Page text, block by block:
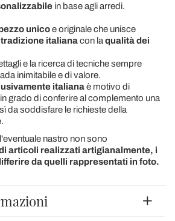
in base agli arredi.
unicoe originale che unisce
italianacon la qualità dei
e la ricerca di tecniche sempre
inimitabile e di valore.
italianaè motivo di
grado di conferire al complemento una
da soddisfare le richieste della
nastro non sono
articoli realizzati artigianalmente, i
da quelli rappresentati in foto.